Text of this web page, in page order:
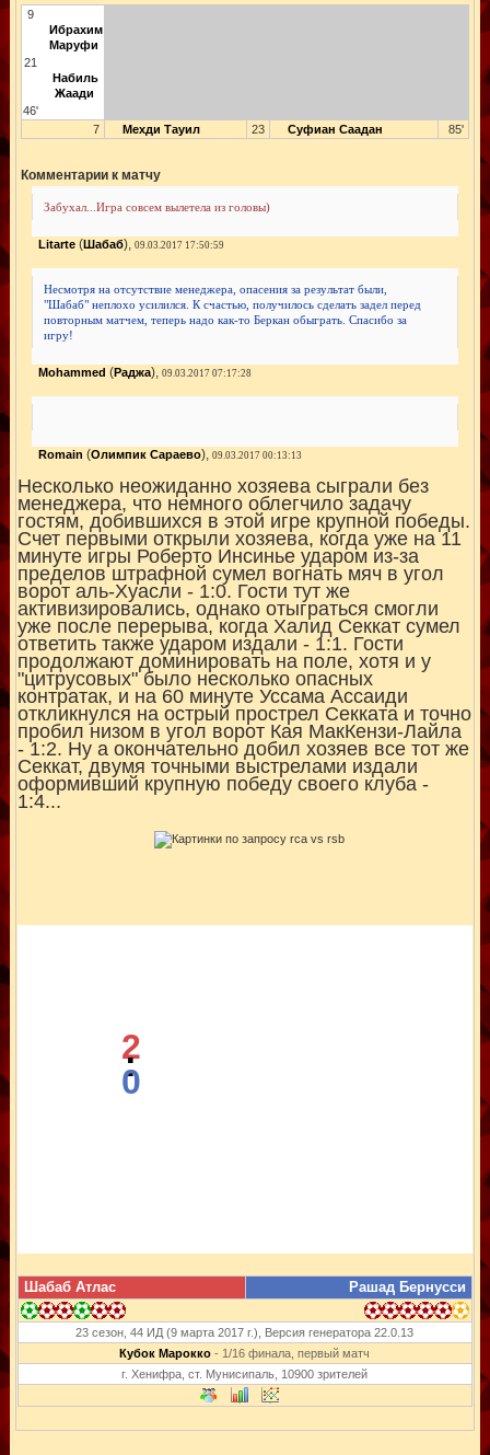
9
Ибрахим
Маруфи
21
Набиль
Жаади
46'
7
Мехди Тауил 23 Суфиан Саадан 85'
Комментарии к матчу
Забухал...Игра совсем вылетела из головы)
Litarte(Шабаб), 09.03.2017 17:50:59
Несмотря на отсутствие менеджера, опасения за результат были,
"Шабаб" неплохо усилился. К счастью, получилось сделать задел перед
повторным матчем, теперь надо как-то Беркан обыграть. Спасибо за
игру!
Mohammed (Раджа), 09.03.2017 07:17:28
Romain (Олимпик Сараево), 09.03.2017 00:13:13
Несколько неожиданно хозяева сыграли без
менеджера, что немного облегчило задачу
гостям, добившихся в этой игре крупной победы.
Счет первыми открыли хозяева, когда уже на 11
минуте игры Роберто Инсинье ударом из-за
пределов штрафной сумел вогнать мяч в угол
ворот аль-Хуасли - 1:0. Гости тут же
активизировались, однако отыграться смогли
уже после перерыва, когда Халид Секкат сумел
ответить также ударом издали - 1:1. Гости
продолжают доминировать на поле, хотя и у
"цитрусовых" было несколько опасных
контратак, и на 60 минуте Уссама Ассаиди
откликнулся на острый прострел Секката и точно
пробил низом в угол ворот Кая МакКензи-Лайла
- 1:2. Ну а окончательно добил хозяев все тот же
Секкат, двумя точными выстрелами издали
оформивший крупную победу своего клуба -
1:4...
2
:
0
Шабаб Атлас Рашад Бернусси
23 сезон, 44 ИД (9 марта 2017 г.), Версия генератора 22.0.13
Кубок Марокко - 1/16 финала, первый матч
г. Хенифра, ст. Мунисипаль, 10900 зрителей